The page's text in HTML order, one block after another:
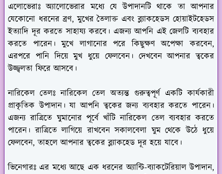
এলোভেরাঃ অ্যালোভেরার মধ্যে যে উপাদানটি থাকে তা আপনার
যেকোনো ধরনের ব্রণ, মুখের তৈলাক্ত এবং ব্ল্যাকহেডস হোয়াইটহেডস
ইত্যাদি দূর করতে সাহায্য করবে। এজন্য আপনি এই জেলটি ব্যবহার
করতে পারেন। মুখে লাগানোর পরে কিছুক্ষণ অপেক্ষা করবেন,
এরপরে পানি দিয়ে মুখ ধুয়ে ফেলবেন। দেখবেন আপনার ত্বকের
উজ্জ্বলতা ফিরে আসবে।
নারিকেল তেলঃ নারিকেল তেল অত্যন্ত গুরুত্বপূর্ণ একটি কার্যকারী
প্রাকৃতিক উপাদান। যা আপনি ত্বকের জন্য ব্যবহার করতে পারেন।
এজন্য রাত্রিতে ঘুমানোর পূর্বে খাঁটি নারিকেল তেল ব্যবহার করতে
পারেন। রাত্রিতে লাগিয়ে রাখবেন সকালবেলা ঘুম থেকে উঠে ধুয়ে
ফেলবেন, তাহলে আপনার ত্বকের ব্ল্যাকহেড দূর হয়ে যাবে।
ভিনেগারঃ এর মধ্যে আছে এক ধরনের অ্যান্টি-ব্যাকটেরিয়াল উপাদান,